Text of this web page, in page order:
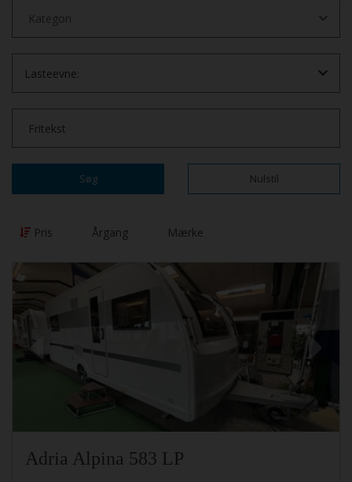
Lasteevne:
Søg Nulstil
Pris Årgang Mærke
Previous
Adria Alpina 583 LP